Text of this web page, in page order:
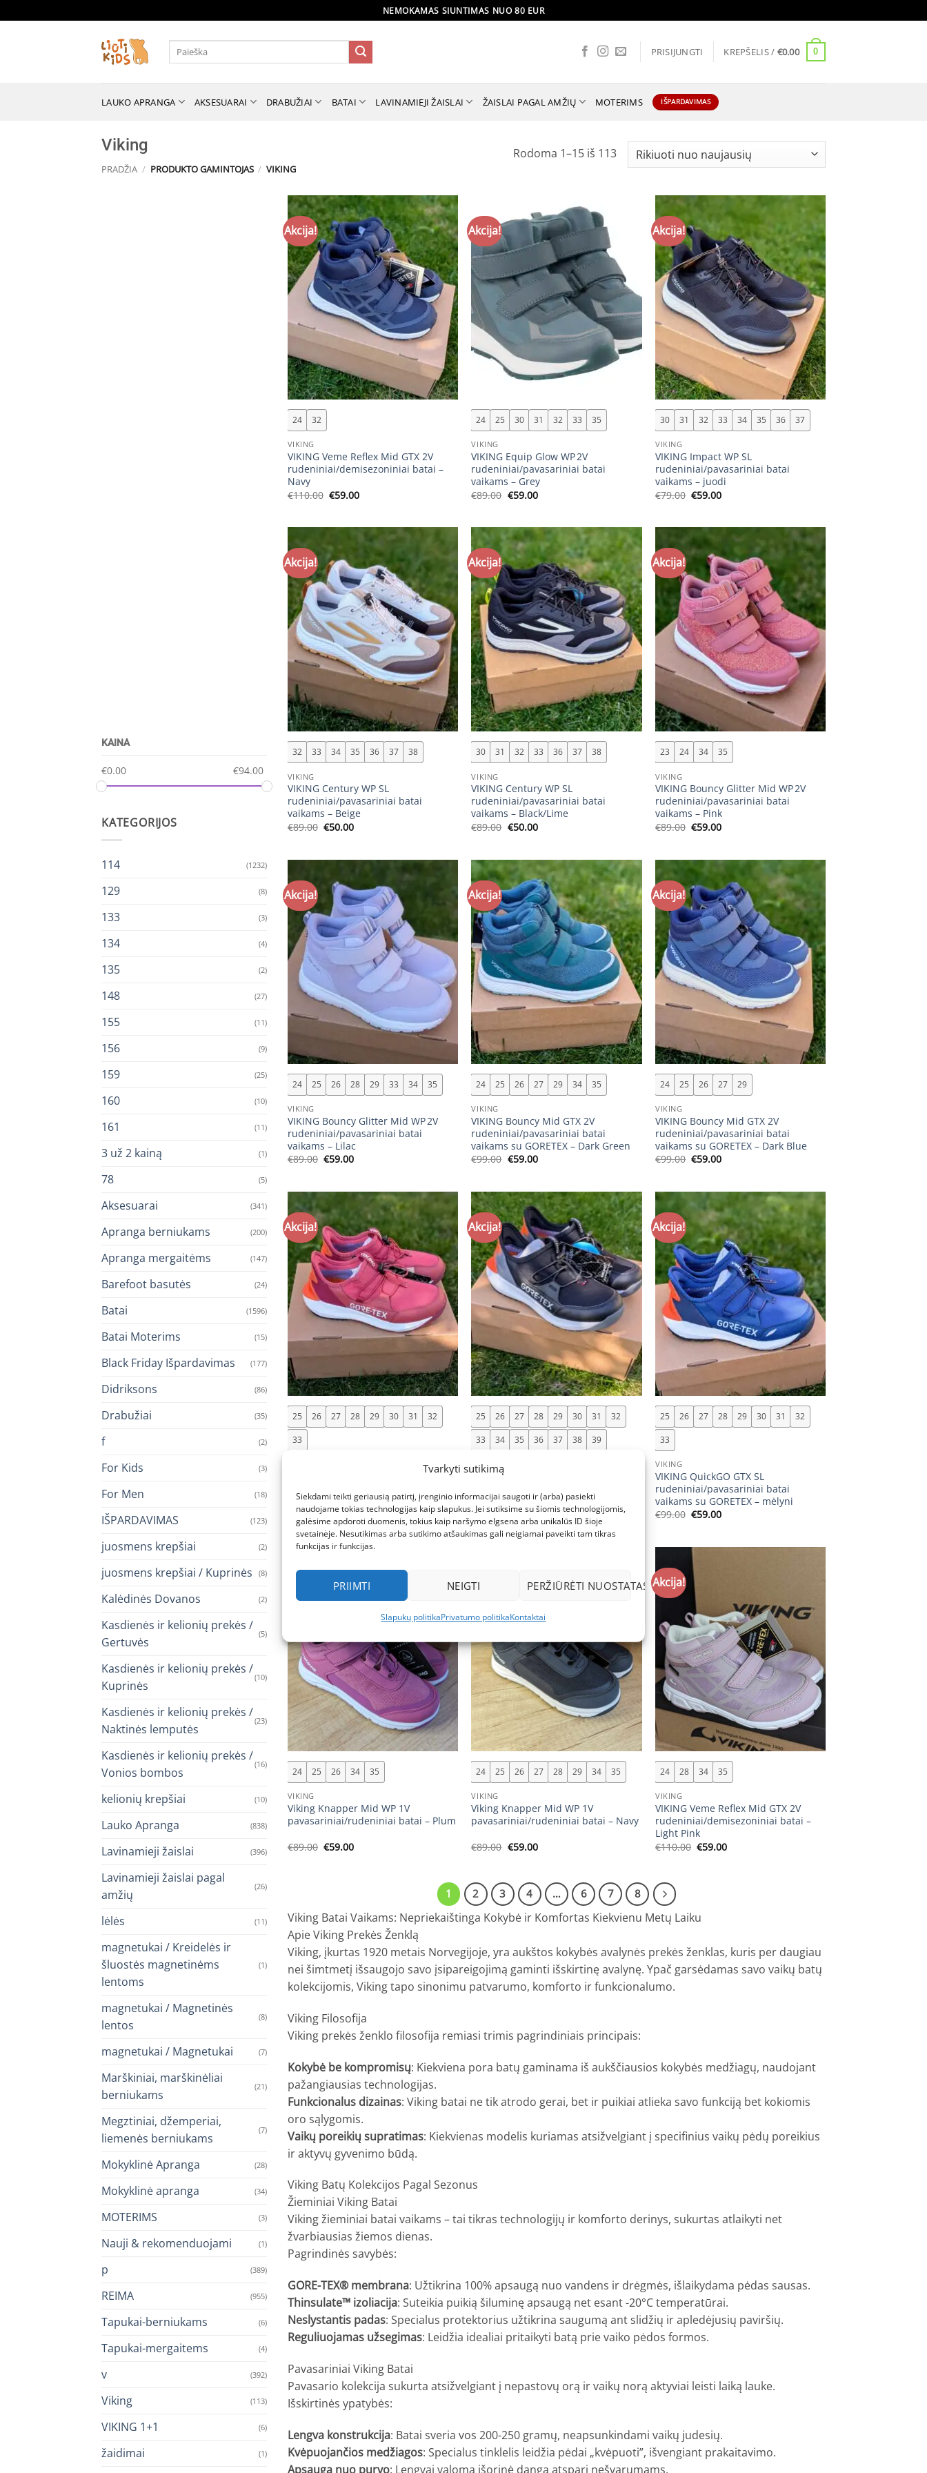
Tvarkyti sutikimą
Siekdami teikti geriausią patirtį, įrenginio informacijai saugoti ir (arba) pasiekti
naudojame tokias technologijas kaip slapukus. Jei sutiksime su šiomis technologijomis,
galėsime apdoroti duomenis, tokius kaip naršymo elgsena arba unikalūs ID šioje
svetainėje. Nesutikimas arba sutikimo atšaukimas gali neigiamai paveikti tam tikras
funkcijas ir funkcijas.
PRIIMTI NEIGTI PERŽIŪRĖTI NUOSTATAS
Slapukų politikaPrivatumo politikaKontaktai
to
NEMOKAMAS SIUNTIMAS NUO 80 EUR
Ieškoti: PRISIJUNGTI KREPŠELIS / €0.00 0
LAUKO APRANGA AKSESUARAI DRABUŽIAI BATAI LAVINAMIEJI ŽAISLAI ŽAISLAI PAGAL AMŽIŲ MOTERIMS IŠPARDAVIMAS
Viking
PRADŽIA / PRODUKTO GAMINTOJAS / VIKING
Rodoma 1–15 iš 113Rūšiuojama
pagal
KAINA
€0.00 €94.00
KATEGORIJOS
114 (1232)
129 (8)
133 (3)
134 (4)
135 (2)
148 (27)
155 (11)
156 (9)
159 (25)
160 (10)
161 (11)
3 už 2 kainą (1)
78 (5)
Aksesuarai (341)
Apranga berniukams (200)
Apranga mergaitėms (147)
Barefoot basutės (24)
Batai (1596)
Batai Moterims (15)
Black Friday Išpardavimas (177)
Didriksons (86)
Drabužiai (35)
f (2)
For Kids (3)
For Men (18)
IŠPARDAVIMAS (123)
juosmens krepšiai (2)
juosmens krepšiai / Kuprinės (8)
Kalėdinės Dovanos (2)
Kasdienės ir kelionių prekės /
Gertuvės
(5)
Kasdienės ir kelionių prekės /
Kuprinės
(10)
Kasdienės ir kelionių prekės /
Naktinės lemputės
(23)
Kasdienės ir kelionių prekės /
Vonios bombos
(16)
kelionių krepšiai (10)
Lauko Apranga (838)
Lavinamieji žaislai (396)
Lavinamieji žaislai pagal
amžių
(26)
lėlės (11)
magnetukai / Kreidelės ir
šluostės magnetinėms
lentoms
(1)
magnetukai / Magnetinės
lentos
(8)
magnetukai / Magnetukai (7)
Marškiniai, marškinėliai
berniukams
(21)
Megztiniai, džemperiai,
liemenės berniukams
(7)
Mokyklinė Apranga (28)
Mokyklinė apranga (34)
MOTERIMS (3)
Nauji & rekomenduojami (1)
p (389)
REIMA (955)
Tapukai-berniukams (6)
Tapukai-mergaitems (4)
v (392)
Viking (113)
VIKING 1+1 (6)
žaidimai (1)
Akcija!
+
24 32
VIKING
VIKING Veme Reflex Mid GTX 2V
rudeniniai/demisezoniniai batai –
Navy
€110.00 Original
€59.00Current
Akcija!
24 25 30 31 32 33 35
VIKING
VIKING Equip Glow WP 2V
rudeniniai/pavasariniai batai
vaikams – Grey
€89.00 Original
€59.00Current
Akcija!
+
30 31 32 33 34 35 36 37
VIKING
VIKING Impact WP SL
rudeniniai/pavasariniai batai
vaikams – juodi
€79.00 Original
€59.00Current
Akcija!
+
32 33 34 35 36 37 38
VIKING
VIKING Century WP SL
rudeniniai/pavasariniai batai
vaikams – Beige
€89.00 Original
€50.00Current
Akcija!
+
30 31 32 33 36 37 38
VIKING
VIKING Century WP SL
rudeniniai/pavasariniai batai
vaikams – Black/Lime
€89.00 Original
€50.00Current
Akcija!
+
23 24 34 35
VIKING
VIKING Bouncy Glitter Mid WP 2V
rudeniniai/pavasariniai batai
vaikams – Pink
€89.00 Original
€59.00Current
Akcija!
24 25 26 28 29 33 34 35
VIKING
VIKING Bouncy Glitter Mid WP 2V
rudeniniai/pavasariniai batai
vaikams – Lilac
€89.00 Original
€59.00Current
Akcija!
+
24 25 26 27 29 34 35
VIKING
VIKING Bouncy Mid GTX 2V
rudeniniai/pavasariniai batai
vaikams su GORETEX – Dark Green
€99.00 Original
€59.00Current
Akcija!
+
24 25 26 27 29
VIKING
VIKING Bouncy Mid GTX 2V
rudeniniai/pavasariniai batai
vaikams su GORETEX – Dark Blue
€99.00 Original
€59.00Current
Akcija!
+
25 26 27 28 29 30 31
32
33
vaikams su GORETEX – rožiniai
99.00 Original
price
was:
€99.00.
€59.00Current
price
is:
€59.00.
Akcija!
+
25 26 27 28 29 30 31
32
33
34 35 36 37 38 39
VIKING
VIKING QuickGO GTX SL
vaikams su GORETEX – juodi
€99.00 Original
price
was:
€99.00.
€59.00Current
price
is:
€59.00.
Akcija!
25 26 27 28 29 30 31
32
33
VIKING
VIKING QuickGO GTX SL
rudeniniai/pavasariniai batai
vaikams su GORETEX – mėlyni
€99.00 Original
€59.00Current
24 25 26 34 35
VIKING
Viking Knapper Mid WP 1V
pavasariniai/rudeniniai batai – Plum
€89.00 Original
€59.00Current
Akcija!
24 25 26 27 28 29 34 35
VIKING
Viking Knapper Mid WP 1V
pavasariniai/rudeniniai batai – Navy
€89.00 Original
€59.00Current
Akcija!
24 28 34 35
VIKING
VIKING Veme Reflex Mid GTX 2V
rudeniniai/demisezoniniai batai –
Light Pink
€110.00 Original
€59.00Current
1 2 3 4 … 6 7 8
Viking Batai Vaikams: Nepriekaištinga Kokybė ir Komfortas Kiekvienu Metų Laiku
Apie Viking Prekės Ženklą
Viking, įkurtas 1920 metais Norvegijoje, yra aukštos kokybės avalynės prekės ženklas, kuris per daugiau
nei šimtmetį išsaugojo savo įsipareigojimą gaminti išskirtinę avalynę. Ypač garsėdamas savo vaikų batų
kolekcijomis, Viking tapo sinonimu patvarumo, komforto ir funkcionalumo.
Viking Filosofija
Viking prekės ženklo filosofija remiasi trimis pagrindiniais principais:
Kokybė be kompromisų: Kiekviena pora batų gaminama iš aukščiausios kokybės medžiagų, naudojant
pažangiausias technologijas.
Funkcionalus dizainas: Viking batai ne tik atrodo gerai, bet ir puikiai atlieka savo funkciją bet kokiomis
oro sąlygomis.
Vaikų poreikių supratimas: Kiekvienas modelis kuriamas atsižvelgiant į specifinius vaikų pėdų poreikius
ir aktyvų gyvenimo būdą.
Viking Batų Kolekcijos Pagal Sezonus
Žieminiai Viking Batai
Viking žieminiai batai vaikams – tai tikras technologijų ir komforto derinys, sukurtas atlaikyti net
žvarbiausias žiemos dienas.
Pagrindinės savybės:
GORE-TEX® membrana: Užtikrina 100% apsaugą nuo vandens ir drėgmės, išlaikydama pėdas sausas.
Thinsulate™ izoliacija: Suteikia puikią šiluminę apsaugą net esant -20°C temperatūrai.
Neslystantis padas: Specialus protektorius užtikrina saugumą ant slidžių ir apledėjusių paviršių.
Reguliuojamas užsegimas: Leidžia idealiai pritaikyti batą prie vaiko pėdos formos.
Pavasariniai Viking Batai
Pavasario kolekcija sukurta atsižvelgiant į nepastovų orą ir vaikų norą aktyviai leisti laiką lauke.
Išskirtinės ypatybės:
Lengva konstrukcija: Batai sveria vos 200-250 gramų, neapsunkindami vaikų judesių.
Kvėpuojančios medžiagos: Specialus tinklelis leidžia pėdai „kvėpuoti”, išvengiant prakaitavimo.
Apsauga nuo purvo: Lengvai valoma išorinė danga atspari nešvarumams.